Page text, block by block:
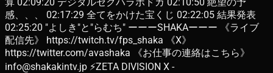
感、、、 02:17:29 全てをかけた宝くじ 02:22:05 結果発表
02:25:20 "よしき"と"らむち" ーーーSHAKAーーー 《ライブ
配信先》 https://twitch.tv/fps_shaka 《X》
https://twitter.com/avashaka 《お仕事の連絡はこちら》
info@shakakintv.jp ⚡ZETA DIVISION X -